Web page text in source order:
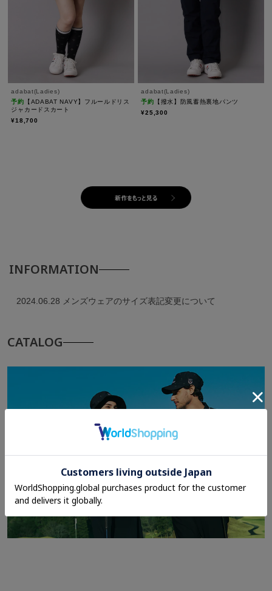
adabat(Ladies)
予約 【ADABAT NAVY】フルールドリス
ジャカードスカート
¥18,700
adabat(Ladies)
予約 【撥水】防風蓄熱裏地パンツ
¥25,300
INFORMATION
2024.06.28 メンズウェアのサイズ表記変更について
CATALOG